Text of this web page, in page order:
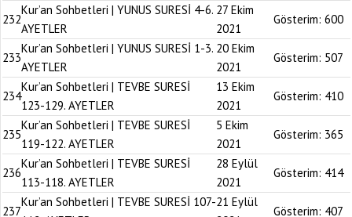
232
Kur’an Sohbetleri | YUNUS SURESİ 4-6.
AYETLER
27 Ekim
2021
Gösterim: 600
233
Kur’an Sohbetleri | YUNUS SURESİ 1-3.
AYETLER
20 Ekim
2021
Gösterim: 507
234
Kur’an Sohbetleri | TEVBE SURESİ
123-129. AYETLER
13 Ekim
2021
Gösterim: 410
235
Kur’an Sohbetleri | TEVBE SURESİ
119-122. AYETLER
5 Ekim
2021
Gösterim: 365
236
Kur’an Sohbetleri | TEVBE SURESİ
113-118. AYETLER
28 Eylül
2021
Gösterim: 414
237
Kur’an Sohbetleri | TEVBE SURESİ 107-21 Eylül
Gösterim: 407